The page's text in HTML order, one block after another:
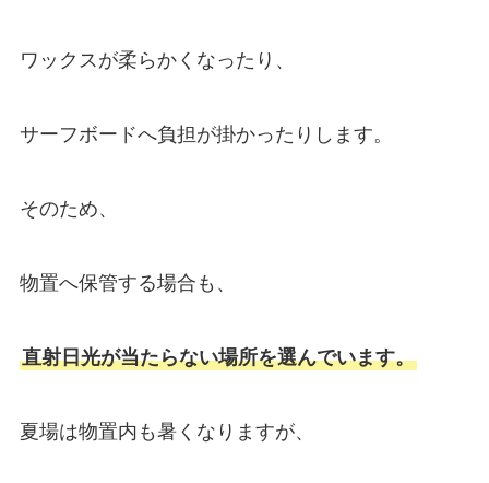
ワックスが柔らかくなったり、
サーフボードへ負担が掛かったりします。
そのため、
物置へ保管する場合も、
直射日光が当たらない場所を選んでいます。
夏場は物置内も暑くなりますが、